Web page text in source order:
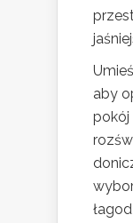
aby
pokój